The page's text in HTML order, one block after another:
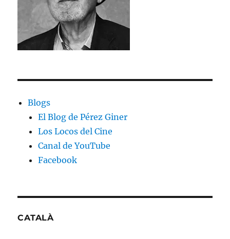
Blogs
El Blog de Pérez Giner
Los Locos del Cine
Canal de YouTube
Facebook
CATALÀ